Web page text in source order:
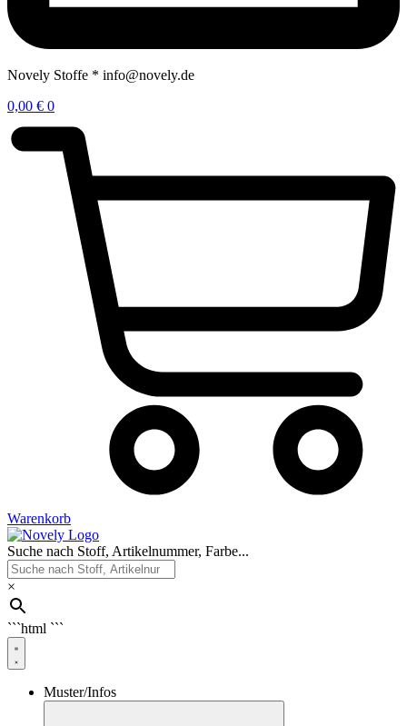
Novely Stoffe * info@novely.de
0,00 € 0
Warenkorb
Suche nach Stoff, Artikelnummer, Farbe...
×
```html ```
Muster/Infos